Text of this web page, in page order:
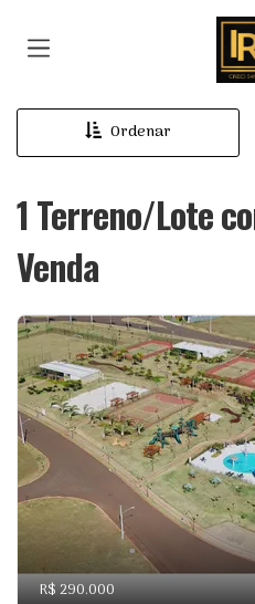
Ordenar
1 Terreno/Lote
Venda
R$ 290.000